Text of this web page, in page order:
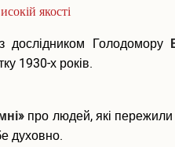
якості
дослідником Голодомору
1930-х років.
про людей, які
духовно.